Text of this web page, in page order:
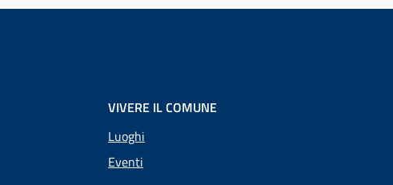
VIVERE IL COMUNE
Luoghi
Eventi